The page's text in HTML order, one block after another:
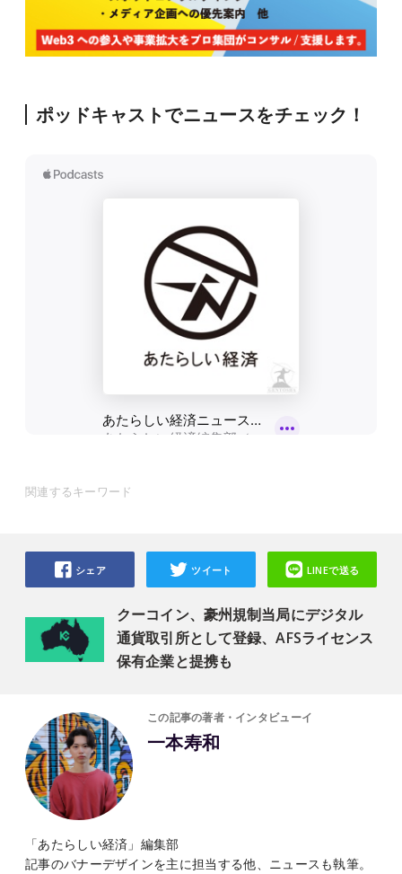
ポッドキャストでニュースをチェック！
関連するキーワード
クーコイン、豪州規制当局にデジタル
通貨取引所として登録、AFSライセンス
保有企業と提携も
シェア ツイート LINEで送る
この記事の著者・インタビューイ
一本寿和
「あたらしい経済」編集部
記事のバナーデザインを主に担当する他、ニュースも執筆。